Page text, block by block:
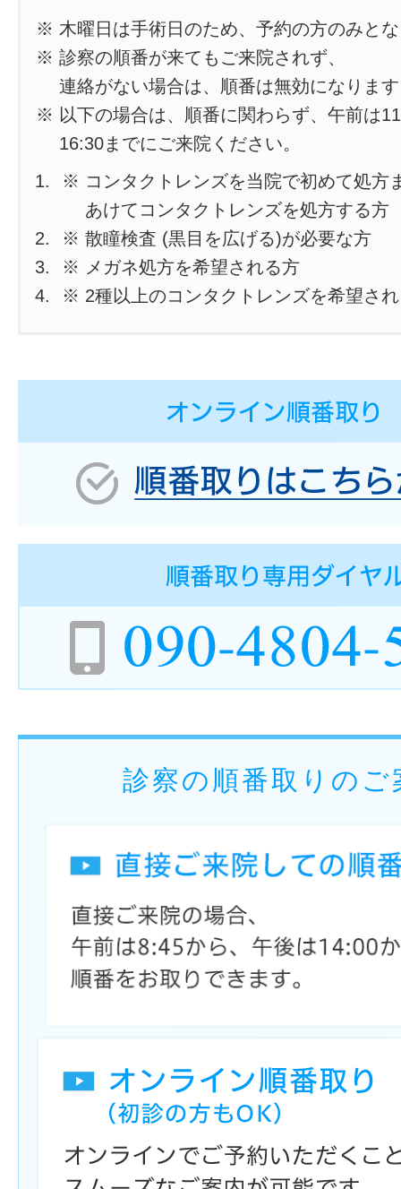
※ 木曜日は手術日のため、予約の方のみと
※ 診察の順番が来てもご来院されず、
連絡がない場合は、順番は無効になりま
※ 以下の場合は、順番に関わらず、午前は
16:30までにご来院ください。
※ コンタクトレンズを当院で初めて処方
あけてコンタクトレンズを処方する方
※ 散瞳検査 (黒目を広げる)が必要な方
※ メガネ処方を希望される方
※ 2種以上のコンタクトレンズを希望さ
診察の順番取りのご